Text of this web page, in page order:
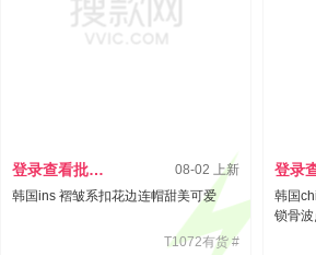
登录查看批发价
08-02 上新
韩国ins 褶皱系扣花边连帽甜美可爱
T1072有货 #
韩国
锁骨